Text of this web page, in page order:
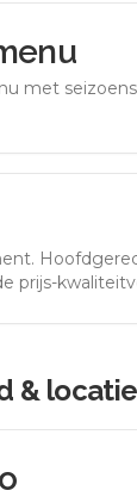
met
.
prijs-
& locatie